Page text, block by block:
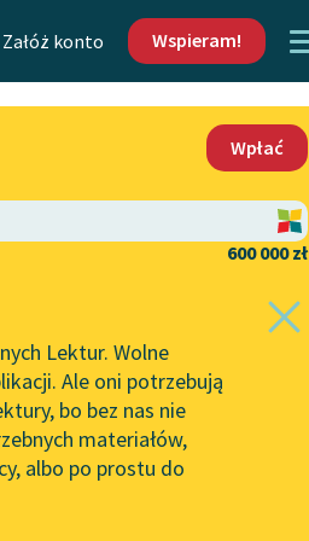
Załóż konto Wspieram!
Kontakt
O projekcie
Zasady wykorzystania
Wolnych Lektur
Logotypy
Materiały promocyjne
Wpłać
600 000 zł
Lektur. Wolne
Ale oni potrzebują
bo bez nas nie
materiałów,
albo po prostu do